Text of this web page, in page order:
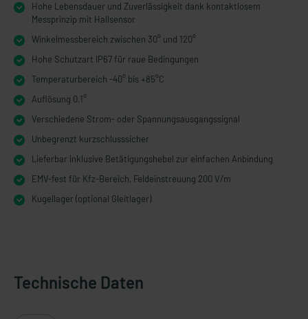
Hohe Lebensdauer und Zuverlässigkeit dank kontaktlosem
Messprinzip mit Hallsensor
Winkelmessbereich zwischen 30° und 120°
Hohe Schutzart IP67 für raue Bedingungen
Temperaturbereich -40° bis +85°C
Auflösung 0,1°
Verschiedene Strom- oder Spannungsausgangssignal
Unbegrenzt kurzschlusssicher
Lieferbar inklusive Betätigungshebel zur einfachen Anbindung
EMV-fest für Kfz-Bereich, Feldeinstreuung 200 V/m
Kugellager (optional Gleitlager)
Technische Daten